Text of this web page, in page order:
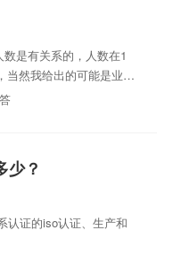
是有关系的，人数在1
当然我给出的可能是业内
些。不过大家也看到
少？
认证的iso认证、生产和